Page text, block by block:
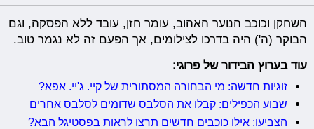
השחקן וכוכב הנוער האהוב, עומר חזן, עובד ללא הפסקה, וגם
הבוקר (ה') היה בדרכו לצילומים, אך הפעם זה לא נגמר טוב.
עוד בערוץ הבידור של פרוגי:
זוגיות חדשה: מי הבחורה המסתורית של קיי. ג'יי. אפא?
שבוע הכפילים: קבלו את הסלבס שדומים לסלבס אחרים
הצביעו: אילו כוכבים חדשים תרצו לראות בפסטיגל הבא?